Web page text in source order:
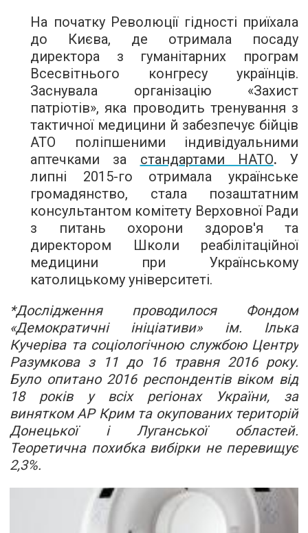
На початку Революції гідності приїхала
до Києва, де отримала посаду
директора з гуманітарних програм
Всесвітнього конгресу українців.
Заснувала організацію «Захист
патріотів», яка проводить тренування з
тактичної медицини й забезпечує бійців
АТО поліпшеними індивідуальними
аптечками за стандартами НАТО.У
липні 2015-го отримала українське
громадянство, стала позаштатним
консультантом комітету Верховної Ради
з питань охорони здоров'я та
директором Школи реабілітаційної
медицини при Українському
католицькому університеті.
*Дослідження проводилося Фондом
«Демократичні ініціативи» ім. Ілька
Кучеріва та соціологічною службою Центру
Разумкова з 11 до 16 травня 2016 року.
Було опитано 2016 респондентів віком від
18 років у всіх регіонах України, за
винятком АР Крим та окупованих територій
Донецької і Луганської областей.
Теоретична похибка вибірки не перевищує
2,3%.